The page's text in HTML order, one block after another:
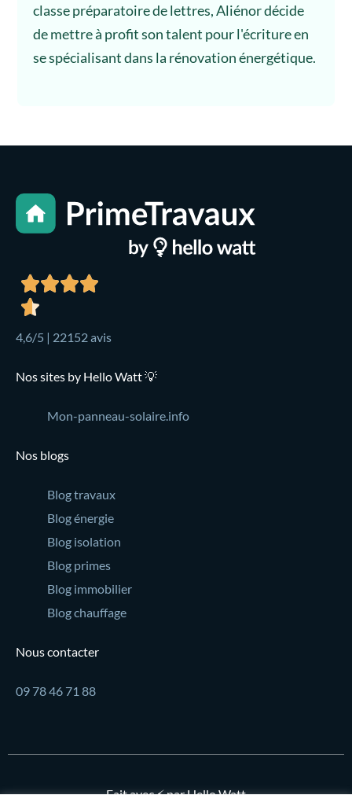
classe préparatoire de lettres, Aliénor décide
de mettre à profit son talent pour l'écriture en
se spécialisant dans la rénovation énergétique.
4,6/5 | 22152 avis
Nos sites by Hello Watt 💡
Mon-panneau-solaire.info
Nos blogs
Blog travaux
Blog énergie
Blog isolation
Blog primes
Blog immobilier
Blog chauffage
Nous contacter
09 78 46 71 88